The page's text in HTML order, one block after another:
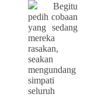
Begitu
pedih cobaan
yang sedang
mereka
rasakan,
seakan
mengundang
simpati
seluruh